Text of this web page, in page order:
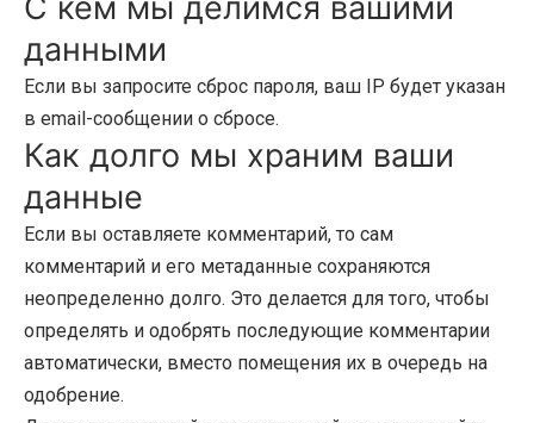
данными
Если вы запросите сброс пароля, ваш IP будет указан
в email-сообщении о сбросе.
Как долго мы храним ваши
данные
Если вы оставляете комментарий, то сам
комментарий и его метаданные сохраняются
неопределенно долго. Это делается для того, чтобы
определять и одобрять последующие комментарии
автоматически, вместо помещения их в очередь на
одобрение.